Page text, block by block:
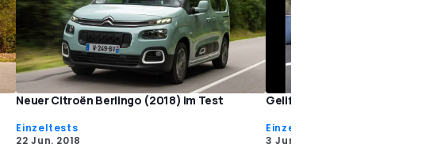
Neuer Citroën Berlingo (2018) im Test
Einzeltests
22 Jun. 2018
Gelifteter Citroën Berlingo
Einzeltests
3 Jun. 2015